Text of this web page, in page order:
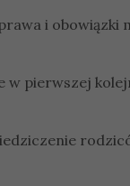
i
w pierwszej